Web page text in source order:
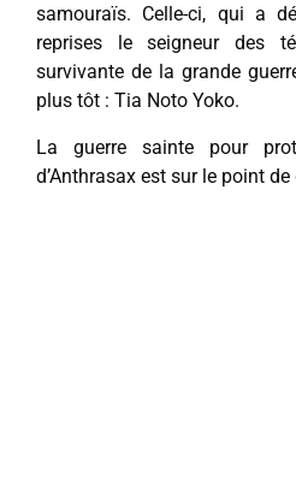
samouraïs. Celle-ci, qui a
reprises le seigneur des
survivante de la grande
plus tôt : Tia Noto Yoko.
La guerre sainte pour
d’Anthrasax est sur le point de